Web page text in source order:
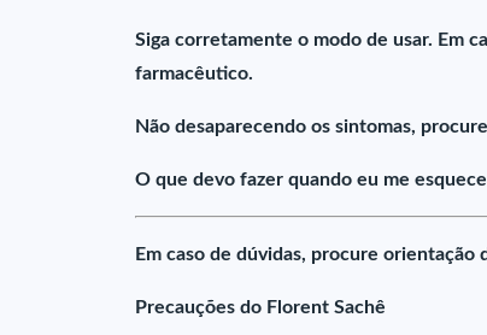
Siga corretamente o modo de usar. Em
farmacêutico.
Não desaparecendo os sintomas,
O que devo fazer quando eu me
Em caso de dúvidas, procure
Precauções do Florent Sachê